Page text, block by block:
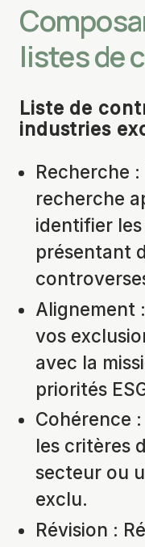
listes de
Liste de
industries
Recherche
recherche
identifier
présentant
Alignement
vos
avec la
priorités
Cohérence
les critères
secteur ou
exclu.
Révision :